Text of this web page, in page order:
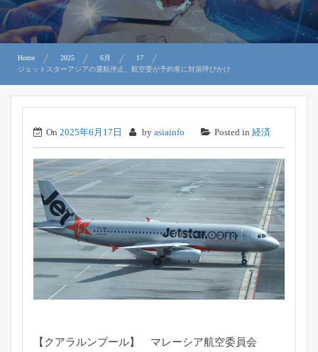
Home 2025 6月
17
ジェットスターアジアの運航停止、航空委が予約客に対策呼びかけ
On 2025年6月17日 by asiainfo Posted in 経済
【クアラルンプール】 マレーシア航空委員会